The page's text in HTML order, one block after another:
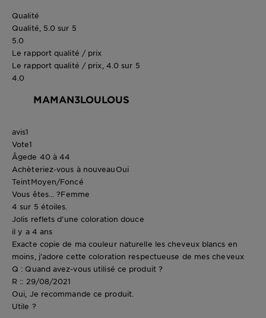
Qualité
Qualité, 5.0 sur 5
5.0
Le rapport qualité / prix
Le rapport qualité / prix, 4.0 sur 5
4.0
MAMAN3LOULOUS
avis1
Vote1
Âgede 40 à 44
Achèteriez-vous à nouveauOui
TeintMoyen/Foncé
Vous êtes... ?Femme
4 sur 5 étoiles.
Jolis reflets d’une coloration douce
il y a 4 ans
Exacte copie de ma couleur naturelle les cheveux blancs en
moins, j’adore cette coloration respectueuse de mes cheveux
Q : Quand avez-vous utilisé ce produit ?
R :: 29/08/2021
Oui, Je recommande ce produit.
Utile ?